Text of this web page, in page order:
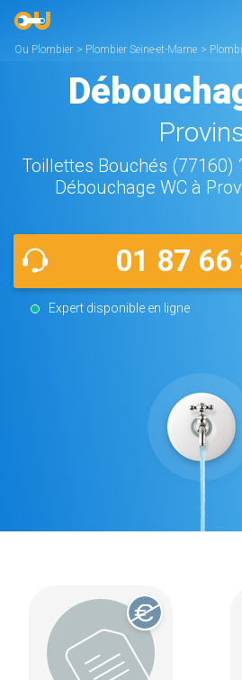
Ou Plombier > Plombier Seine-et-Marne >
Toillettes Bouchés (77160)
Débouchage WC à
01 87 66
Expert disponible en ligne